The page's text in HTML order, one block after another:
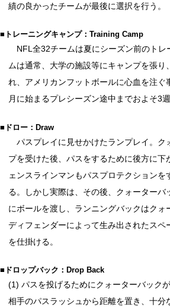
績の良かったチームが最後に選択を行う。
■トレーニングキャンプ：Training Camp
NFL全32チームは夏にシーズン前のトレ
ムは通常、大学の施設等にキャンプを張り
れ、アメリカンフットボールに心血を注ぐ
月に始まるプレシーズン途中までおよそ3週
■ドロー：Draw
パスプレイに見せかけたランプレイ。ク
プを受けた後、パスをするために後方に下
ェンスラインマンもパスプロテクションを
る。しかし実際は、その後、クォーターバ
にボールを渡し、ランニングバックはクォ
ディフェンダーによって生み出されたスペ
を仕掛ける。
■ドロップバック：Drop Back
(1) パスを投げるためにクォーターバック
相手のパスラッシュから距離を置き、十分